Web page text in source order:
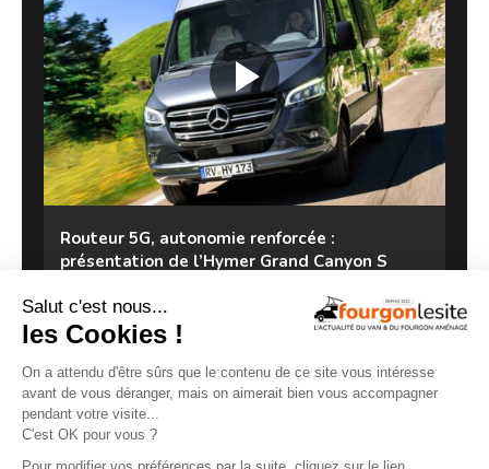
Routeur 5G, autonomie renforcée :
présentation de l’Hymer Grand Canyon S
29/07/2026